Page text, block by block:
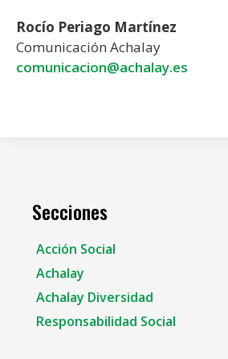
Rocío Periago Martínez
Comunicación Achalay
comunicacion@achalay.es
Secciones
Acción Social
Achalay
Achalay Diversidad
Responsabilidad Social